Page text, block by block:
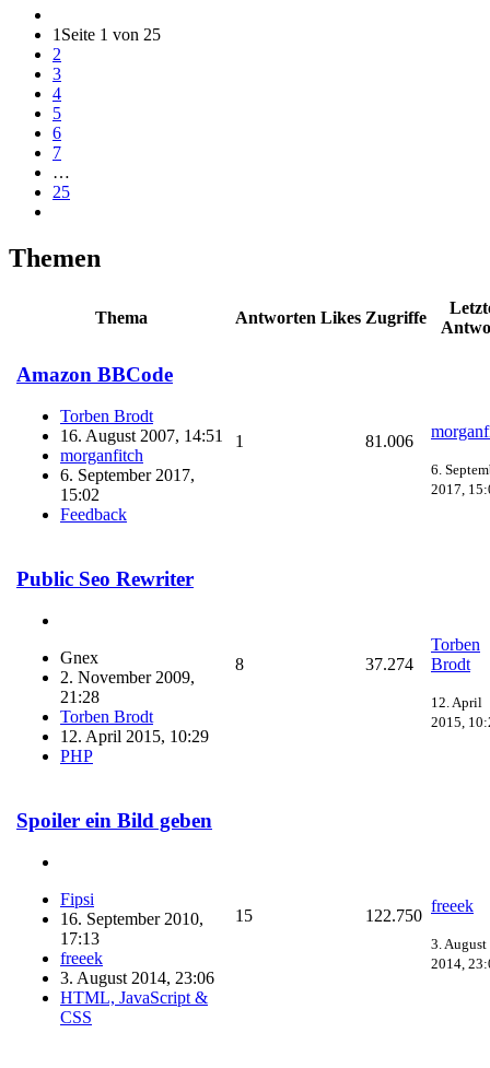
1 Seite 1 von 25
2
3
4
5
6
7
…
25
Themen
Thema Antworten Likes Zugriffe
Amazon BBCode
Torben Brodt
16. August 2007, 14:51
morganfitch
6. September 2017,
15:02
Feedback
1 81.006
6.
2017,
Public Seo Rewriter
Gnex
2. November 2009,
21:28
Torben Brodt
12. April 2015, 10:29
PHP
8 37.274
Torben
Brodt
12. April
2015,
Spoiler ein Bild geben
Fipsi
16. September 2010,
17:13
freeek
3. August 2014, 23:06
HTML, JavaScript &
CSS
15 122.750
freeek
3. August
2014,